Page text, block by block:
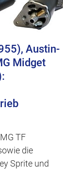
Austin-
Midget
TF
die
Sprite und